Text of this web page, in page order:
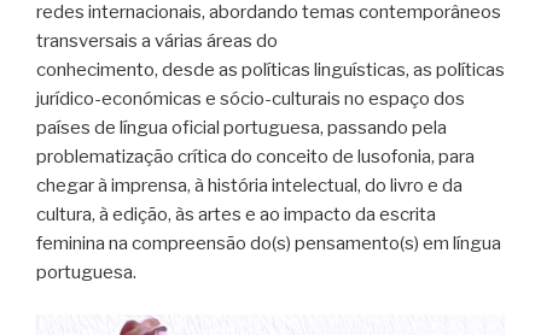
redes internacionais, abordando temas contemporâneos
transversais a várias áreas do
conhecimento, desde as políticas linguísticas, as políticas
jurídico-económicas e sócio-culturais no espaço dos
países de língua oficial portuguesa, passando pela
problematização crítica do conceito de lusofonia, para
chegar à imprensa, à história intelectual, do livro e da
cultura, à edição, às artes e ao impacto da escrita
feminina na compreensão do(s) pensamento(s) em língua
portuguesa.